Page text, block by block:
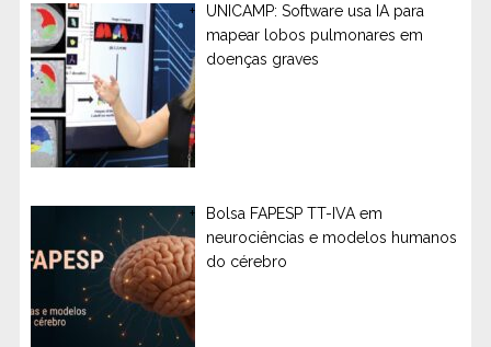
UNICAMP: Software usa IA para
mapear lobos pulmonares em
doenças graves
Bolsa FAPESP TT-IVA em
neurociências e modelos humanos
do cérebro